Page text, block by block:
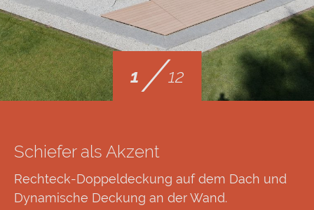
Schiefer als Akzent
Rechteck-Doppeldeckung auf dem Dach und
Dynamische Deckung an der Wand.
1/12